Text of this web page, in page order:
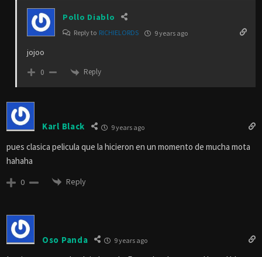
Pollo Diablo
Reply to RICHIELORDS 9 years ago
jojoo
0 Reply
Karl Black 9 years ago
pues clasica pelicula que la hicieron en un momento de mucha mota
hahaha
0 Reply
Oso Panda 9 years ago